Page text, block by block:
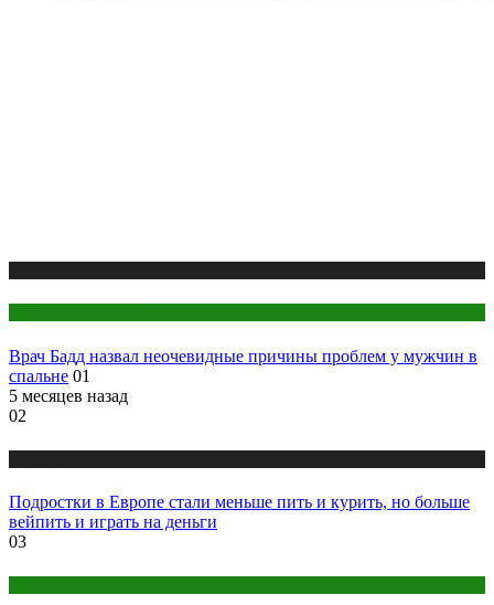
Врач Бадд назвал неочевидные причины проблем у мужчин в
спальне 01
5 месяцев назад
02
Подростки в Европе стали меньше пить и курить, но больше
вейпить и играть на деньги
03